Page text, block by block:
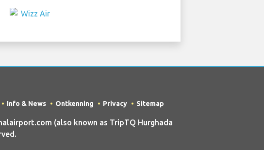
(also known as TripTQ Hurghada